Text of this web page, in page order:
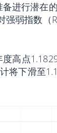
进行潜在
弱指数（
高点
将下滑至